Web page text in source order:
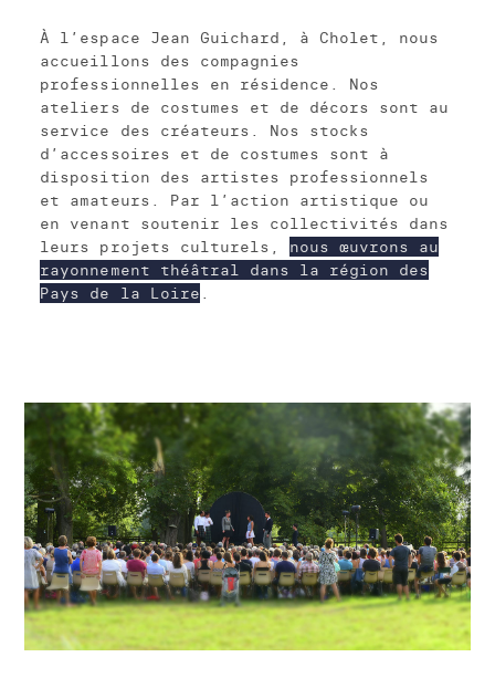
À l’espace Jean Guichard, à Cholet, nous
accueillons des compagnies
professionnelles en résidence. Nos
ateliers de costumes et de décors sont au
service des créateurs. Nos stocks
d’accessoires et de costumes sont à
disposition des artistes professionnels
et amateurs. Par l’action artistique ou
en venant soutenir les collectivités dans
leurs projets culturels, nous œuvrons au
rayonnement théâtral dans la région des
Pays de la Loire .